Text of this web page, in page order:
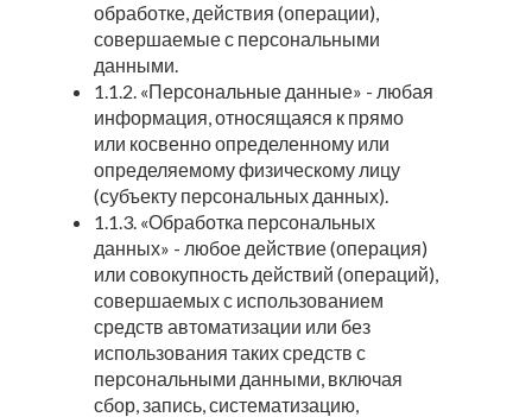
обработке, действия (операции),
совершаемые с персональными
данными.
1.1.2. «Персональные данные» - любая
информация, относящаяся к прямо
или косвенно определенному или
определяемому физическому лицу
(субъекту персональных данных).
1.1.3. «Обработка персональных
данных» - любое действие (операция)
или совокупность действий (операций),
совершаемых с использованием
средств автоматизации или без
использования таких средств с
персональными данными, включая
сбор, запись, систематизацию,